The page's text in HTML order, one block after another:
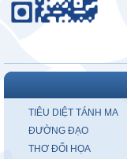
TIÊU DIỆT TÁNH MA
ĐƯỜNG ĐẠO
THƠ ĐỐI HỌA